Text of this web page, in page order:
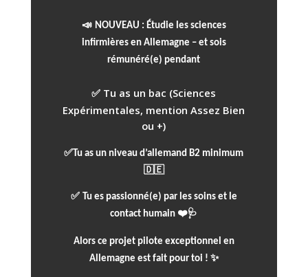
📣 NOUVEAU : Étudie les sciences
infirmières en Allemagne – et sois
rémunéré(e) pendant
✅ Tu as un bac (Sciences
Expérimentales, mention Assez Bien
ou +)
✅Tu as un niveau d’allemand B2 minimum
🇩🇪
✅ Tu es passionné(e) par les soins et le
contact humain ❤️🩺
Alors ce projet pilote exceptionnel en
Allemagne est fait pour toi ! ✨